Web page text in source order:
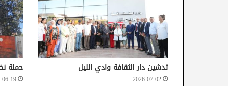
تدشين دار الثقافة وادي الليل
2026-07-02
حملة
19